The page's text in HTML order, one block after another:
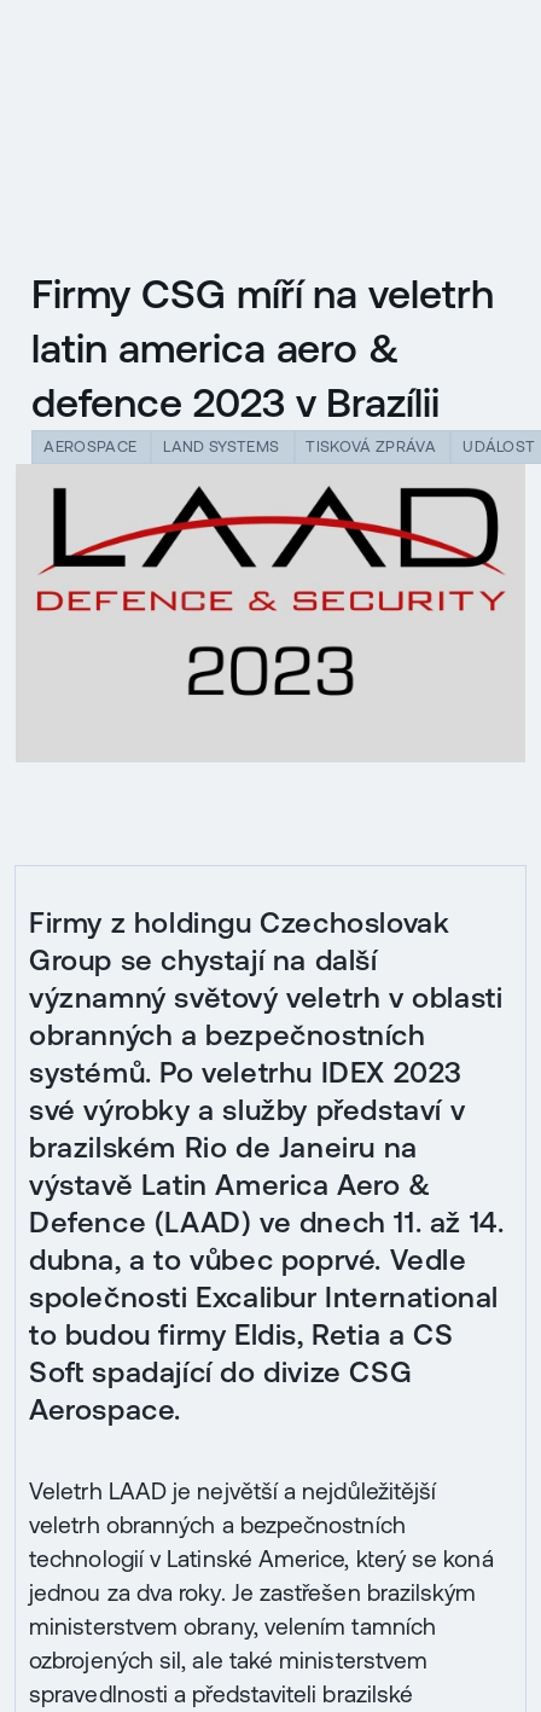
Firmy CSG míří na veletrh
latin america aero &
defence 2023 v Brazílii
AEROSPACE LAND SYSTEMS TISKOVÁ ZPRÁVA UDÁLOST
Firmy z holdingu Czechoslovak
Group se chystají na další
významný světový veletrh v oblasti
obranných a bezpečnostních
systémů. Po veletrhu IDEX 2023
své výrobky a služby představí v
brazilském Rio de Janeiru na
výstavě Latin America Aero &
Defence (LAAD) ve dnech 11. až 14.
dubna, a to vůbec poprvé. Vedle
společnosti Excalibur International
to budou firmy Eldis, Retia a CS
Soft spadající do divize CSG
Aerospace.
Veletrh LAAD je největší a nejdůležitější
veletrh obranných a bezpečnostních
technologií v Latinské Americe, který se koná
jednou za dva roky. Je zastřešen brazilským
ministerstvem obrany, velením tamních
ozbrojených sil, ale také ministerstvem
spravedlnosti a představiteli brazilské